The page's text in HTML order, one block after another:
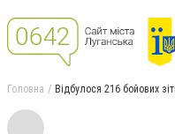
Головна Відбулося 216 бойових